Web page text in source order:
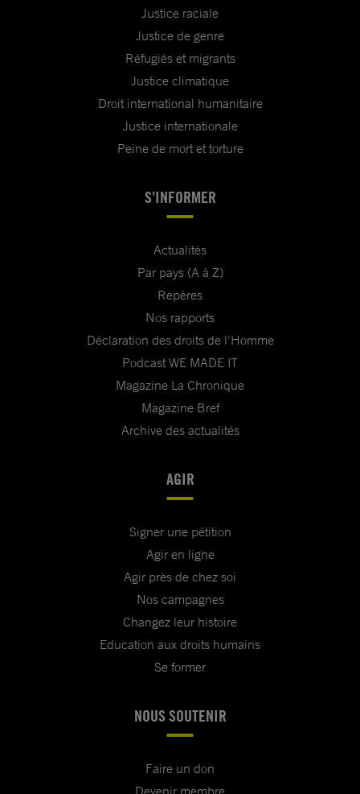
Justice raciale
Justice de genre
Réfugiés et migrants
Justice climatique
Droit international humanitaire
Justice internationale
Peine de mort et torture
S'INFORMER
Actualités
Par pays (A à Z)
Repères
Nos rapports
Déclaration des droits de l'Homme
Podcast WE MADE IT
Magazine La Chronique
Magazine Bref
Archive des actualités
AGIR
Signer une pétition
Agir en ligne
Agir près de chez soi
Nos campagnes
Changez leur histoire
Education aux droits humains
Se former
NOUS SOUTENIR
Faire un don